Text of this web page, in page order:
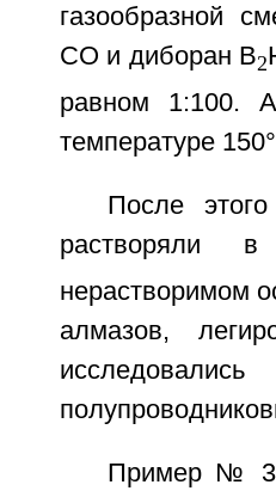
газообразной
СО и диборан В2
равном 1:100.
температуре
После
растворяли
нерастворимом
алмазов,
Пример № 3.